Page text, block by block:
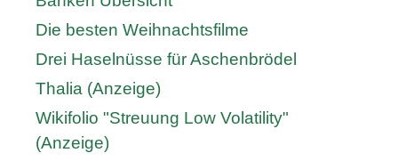
Die besten Weihnachtsfilme
Drei Haselnüsse für Aschenbrödel
Thalia (Anzeige)
Wikifolio "Streuung Low Volatility"
(Anzeige)